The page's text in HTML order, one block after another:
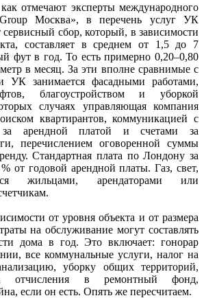
отмечают эксперты международного
Москва», в перечень услуг УК
сервисный сбор, который, в зависимости
составляет в среднем от 1,5 до 7
фут в год. То есть примерно 0,20–0,80
в месяц. За эти вполне сравнимые с
УК занимается фасадными работами,
благоустройством и уборкой
случаях управляющая компания
квартирантов, коммуникацией с
арендной платой и счетами за
перечислением оговоренной суммы
Стандартная плата по Лондону за
% от годовой арендной платы. Газ, свет,
жильцами, арендаторами или
от уровня объекта и от размера
на обслуживание могут составлять
дома в год. Это включает: гонорар
все коммунальные услуги, налог на
уборку общих территорий,
отчисления в ремонтный фонд,
если он есть. Опять же пересчитаем.